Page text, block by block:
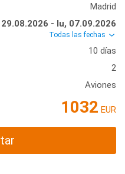
Madrid
- lu, 07.09.2026
Todas las fechas
10 días
2
Aviones
1032 EUR